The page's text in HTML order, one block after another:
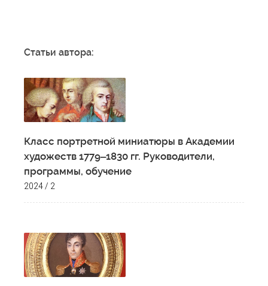
Статьи автора:
Класс портретной миниатюры в Академии
художеств 1779‒1830 гг. Руководители,
программы, обучение
2024 / 2